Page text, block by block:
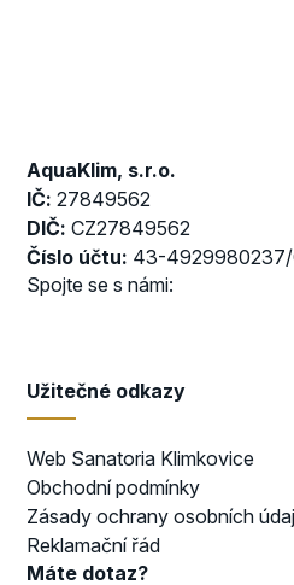
AquaKlim, s.r.o.
IČ: 27849562
DIČ: CZ27849562
Číslo účtu: 43-4929980237/
Spojte se s námi:
Užitečné odkazy
Web Sanatoria Klimkovice
Obchodní podmínky
Zásady ochrany osobních
Reklamační řád
Máte dotaz?